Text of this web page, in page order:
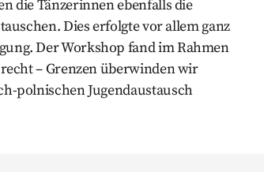
die Tänzerinnen ebenfalls die
Dies erfolgte vor allem ganz
Der Workshop fand im Rahmen
– Grenzen überwinden wir
polnischen Jugendaustausch